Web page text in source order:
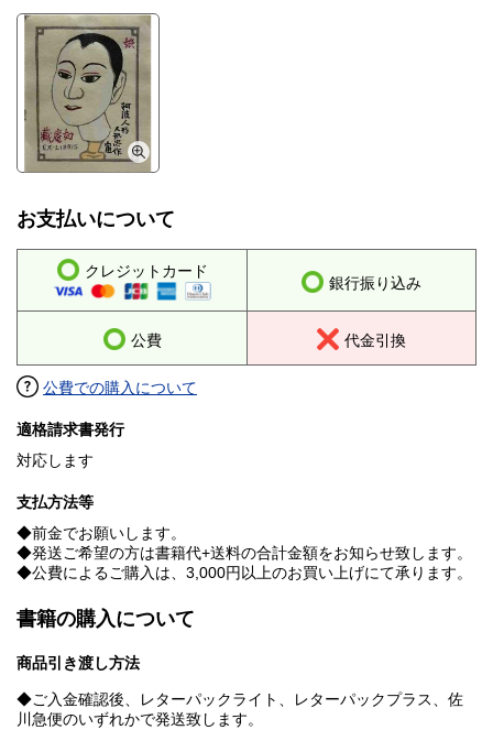
お支払いについて
クレジットカード
銀行振り込み
公費 代金引換
公費での購入について
適格請求書発行
対応します
支払方法等
◆前金でお願いします。
◆発送ご希望の方は書籍代+送料の合計金額をお知らせ致します。
◆公費によるご購入は、3,000円以上のお買い上げにて承ります。
書籍の購入について
商品引き渡し方法
◆ご入金確認後、レターパックライト、レターパックプラス、佐
川急便のいずれかで発送致します。